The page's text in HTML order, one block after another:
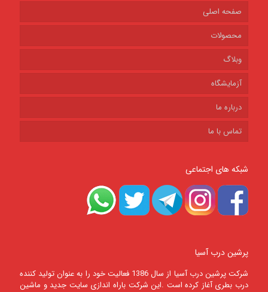
صفحه اصلی
محصولات
وبلاگ
آزمایشگاه
درباره ما
تماس با ما
شبکه های اجتماعی
پرشین درب آسیا
شرکت پرشين درب آسيا از سال 1386 فعالیت خود را به عنوان تولید کننده
درب بطری آغاز کرده است .این شرکت باراه اندازی سایت جدید و ماشین